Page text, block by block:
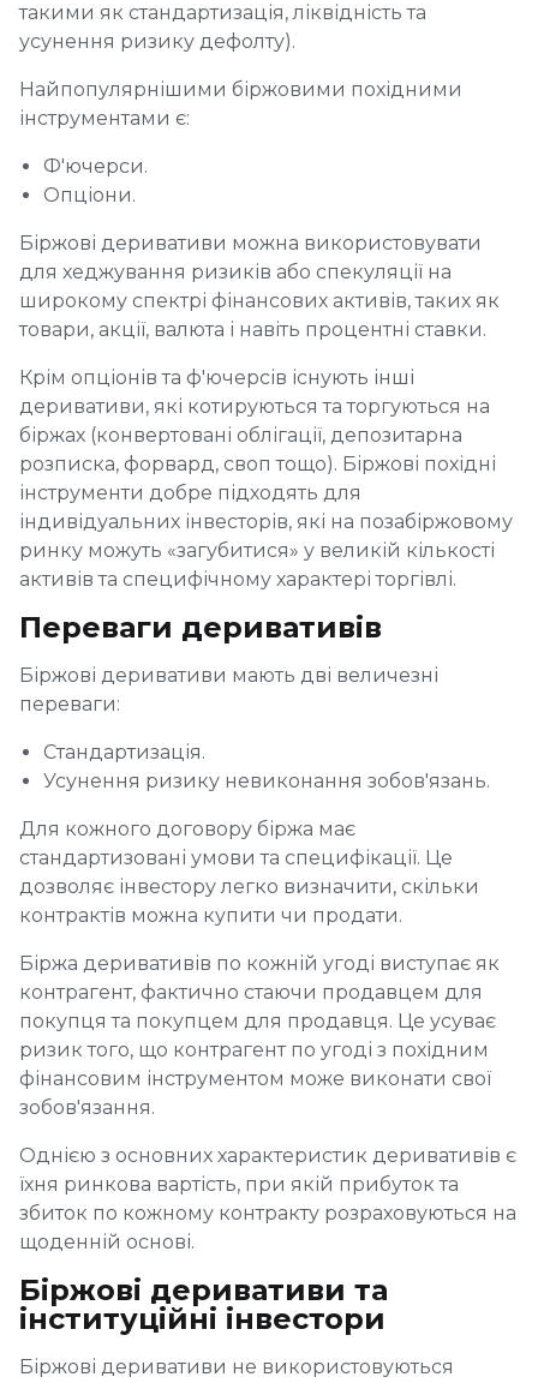
такими як стандартизація, ліквідність та
усунення ризику дефолту).
Найпопулярнішими біржовими похідними
інструментами є:
Ф'ючерси.
Опціони.
Біржові деривативи можна використовувати
для хеджування ризиків або спекуляції на
широкому спектрі фінансових активів, таких як
товари, акції, валюта і навіть процентні ставки.
Крім опціонів та ф'ючерсів існують інші
деривативи, які котируються та торгуються на
біржах (конвертовані облігації, депозитарна
розписка, форвард, своп тощо). Біржові похідні
інструменти добре підходять для
індивідуальних інвесторів, які на позабіржовому
ринку можуть «загубитися» у великій кількості
активів та специфічному характері торгівлі.
Переваги деривативів
Біржові деривативи мають дві величезні
переваги:
Стандартизація.
Усунення ризику невиконання зобов'язань.
Для кожного договору біржа має
стандартизовані умови та специфікації. Це
дозволяє інвестору легко визначити, скільки
контрактів можна купити чи продати.
Біржа деривативів по кожній угоді виступає як
контрагент, фактично стаючи продавцем для
покупця та покупцем для продавця. Це усуває
ризик того, що контрагент по угоді з похідним
фінансовим інструментом може виконати свої
зобов'язання.
Однією з основних характеристик деривативів є
їхня ринкова вартість, при якій прибуток та
збиток по кожному контракту розраховуються на
щоденній основі.
Біржові деривативи та
інституційні інвестори
Біржові деривативи не використовуються